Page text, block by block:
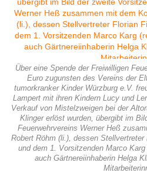
Über eine Spende der Freiwilligen
Euro zugunsten des Vereins der
tumorkranker Kinder Würzburg e.V.
Lampert mit ihren Kindern Lucy und
Verkauf von Mistelzweigen bei der
Klinger erlöst wurden, übergibt im
Feuerwehrvereins Werner Heß
Robert Röhm (li.), dessen
und dem 1. Vorsitzenden Marco
auch Gärtnereiinhaberin Helga